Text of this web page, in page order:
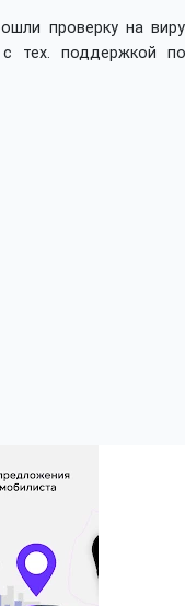
проверку на
тех. поддержкой